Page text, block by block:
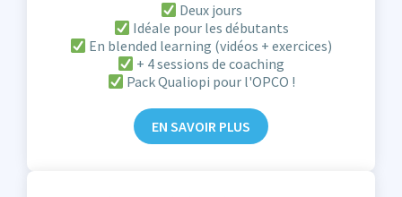
Deux jours
Idéale pour les débutants
En blended learning (vidéos + exercices)
+ 4 sessions de coaching
Pack Qualiopi pour l'OPCO !
EN SAVOIR PLUS